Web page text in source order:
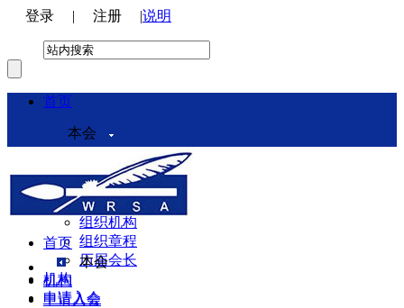
登录 | 注册 |说明
首页
本会
本会介绍
领导机构
理事会
组织机构
组织章程
历届会长
机构
申请入会
首页
本会
机构
申请入会